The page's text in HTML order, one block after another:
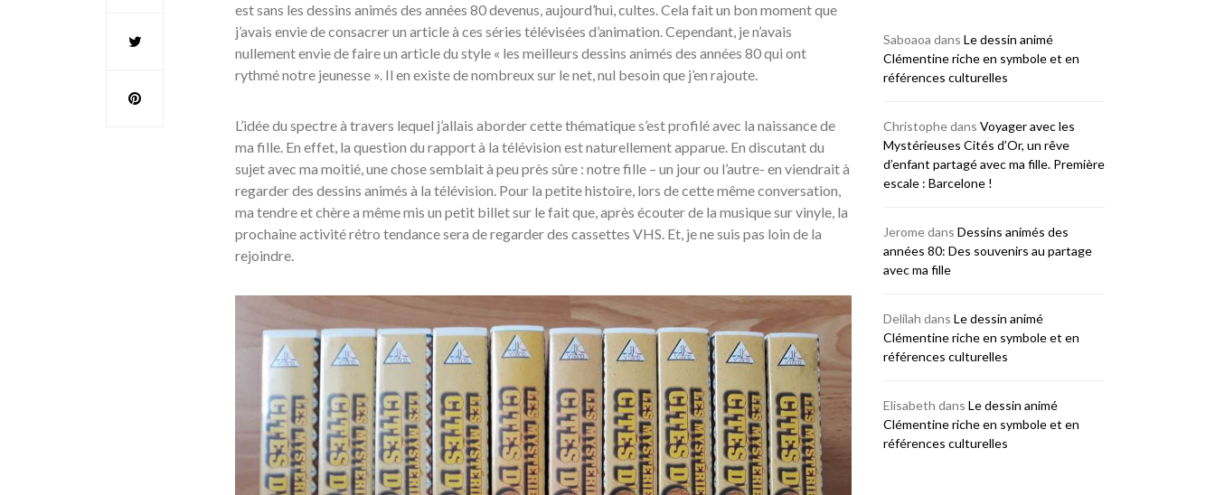
est sans les dessins animés des années 80 devenus, aujourd’hui, cultes. Cela fait un bon moment que
j’avais envie de consacrer un article à ces séries télévisées d’animation. Cependant, je n’avais
nullement envie de faire un article du style « les meilleurs dessins animés des années 80 qui ont
rythmé notre jeunesse ». Il en existe de nombreux sur le net, nul besoin que j’en rajoute.
L’idée du spectre à travers lequel j’allais aborder cette thématique s’est profilé avec la naissance de
ma fille. En effet, la question du rapport à la télévision est naturellement apparue. En discutant du
sujet avec ma moitié, une chose semblait à peu près sûre : notre fille – un jour ou l’autre- en viendrait à
regarder des dessins animés à la télévision. Pour la petite histoire, lors de cette même conversation,
ma tendre et chère a même mis un petit billet sur le fait que, après écouter de la musique sur vinyle, la
prochaine activité rétro tendance sera de regarder des cassettes VHS. Et, je ne suis pas loin de la
rejoindre.
Saboaoa dans Le dessin animé
Clémentine riche en symbole et en
références culturelles
Christophedans Voyager avec les
Mystérieuses Cités d’Or, un rêve
d’enfant partagé avec ma fille. Première
escale : Barcelone !
Jeromedans Dessins animés des
années 80: Des souvenirs au partage
avec ma fille
Delilah dans Le dessin animé
Clémentine riche en symbole et en
références culturelles
Elisabeth dans Le dessin animé
Clémentine riche en symbole et en
références culturelles